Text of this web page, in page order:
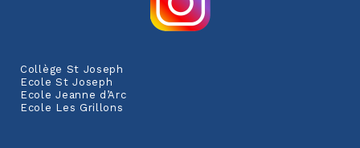
Collège St Joseph
Ecole St Joseph
Ecole Jeanne d’Arc
Ecole Les Grillons